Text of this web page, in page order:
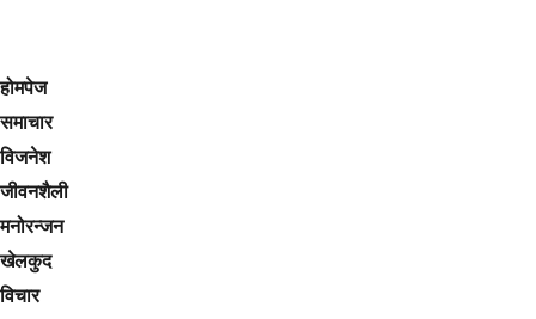
होमपेज
समाचार
विजनेश
जीवनशैली
मनोरन्जन
खेलकुद
विचार